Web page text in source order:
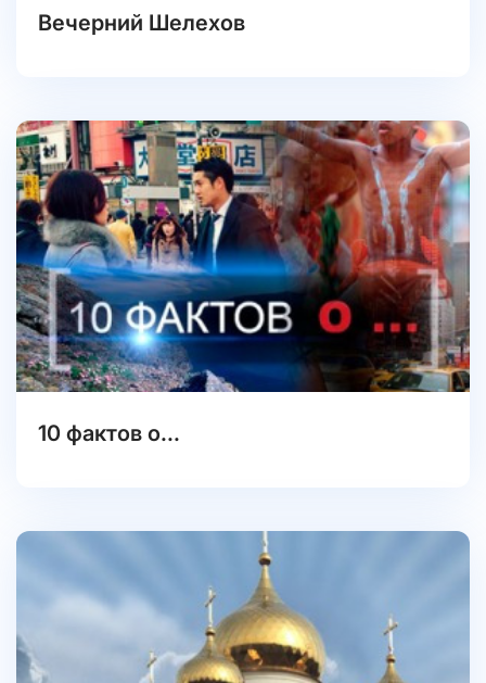
Вечерний Шелехов
10 фактов о...